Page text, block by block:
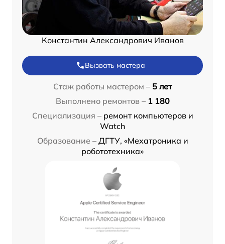
Константин Александрович Иванов
Вызвать мастера
Стаж работы мастером – 5 лет
Выполнено ремонтов – 1 180
Специализация – ремонт компьютеров и
Watch
Образование – ДГТУ, «Мехатроника и
робототехника»